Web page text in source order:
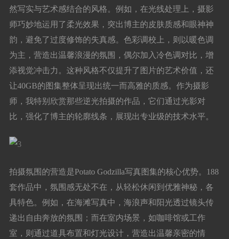
然写实与艺术感结合的风格。例如，在光线处理上，摄影
师巧妙地运用了柔光效果，突出博主的皮肤质感和眼神神
韵，避免了过度修饰的失真感。色彩调校上，则以暖色调
为主，营造出温馨浪漫的氛围，偶尔加入冷色调对比，增
添视觉冲击力。这种风格不仅提升了图片的艺术价值，还
让40GB的图集整体呈现出统一而高雅的质感。作为摄影
师，我特别欣赏那些逆光拍摄的作品，它们通过光影对
比，强化了博主的轮廓线条，展现出专业级的技术水平。
拍摄氛围的营造是Potato Godzilla写真图集的核心优势。188
套作品中，氛围感无处不在，从轻松休闲到优雅神秘，各
具特色。例如，在海滩写真中，海浪声和阳光透过镜头传
递出自由奔放的氛围；而在室内场景，如咖啡馆或工作
室，则通过道具布置和灯光设计，营造出温馨亲密的情